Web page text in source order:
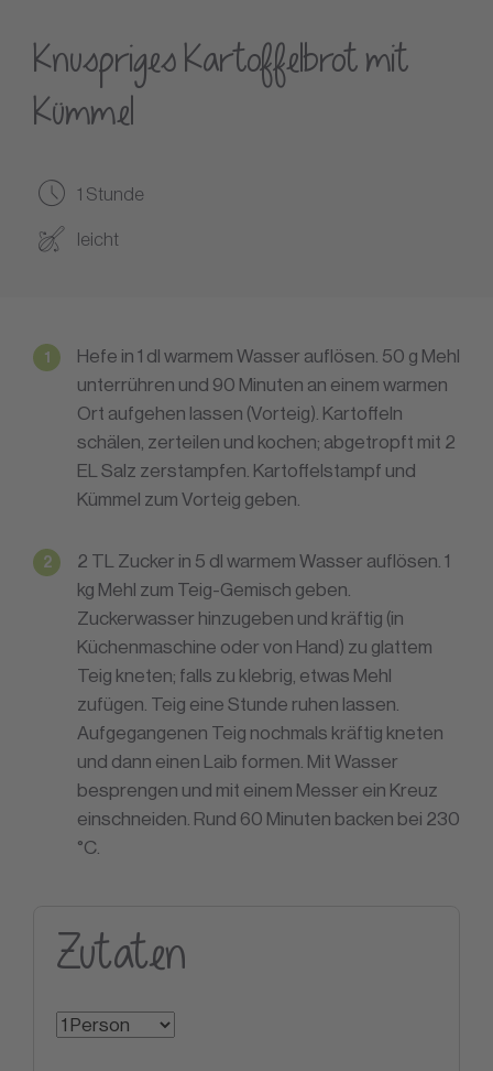
Knuspriges Kartoffelbrot mit
Kümmel
1 Stunde
leicht
Hefe in 1 dl warmem Wasser auflösen. 50 g Mehl
unterrühren und 90 Minuten an einem warmen
Ort aufgehen lassen (Vorteig). Kartoffeln
schälen, zerteilen und kochen; abgetropft mit 2
EL Salz zerstampfen. Kartoffelstampf und
Kümmel zum Vorteig geben.
2 TL Zucker in 5 dl warmem Wasser auflösen. 1
kg Mehl zum Teig-Gemisch geben.
Zuckerwasser hinzugeben und kräftig (in
Küchenmaschine oder von Hand) zu glattem
Teig kneten; falls zu klebrig, etwas Mehl
zufügen. Teig eine Stunde ruhen lassen.
Aufgegangenen Teig nochmals kräftig kneten
und dann einen Laib formen. Mit Wasser
besprengen und mit einem Messer ein Kreuz
einschneiden. Rund 60 Minuten backen bei 230
°C.
Zutaten